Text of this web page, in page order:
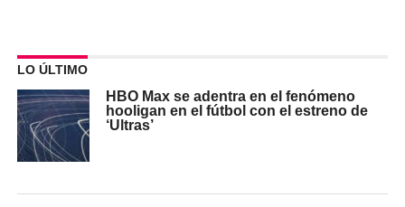
LO ÚLTIMO
HBO Max se adentra en el fenómeno
hooligan en el fútbol con el estreno de
‘Ultras’